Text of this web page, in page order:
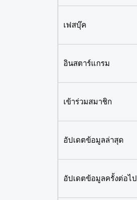
เฟสบุ๊ค
อินสตาร์แกรม
เข้าร่วมสมาชิก
อัปเดตข้อมูลล่าสุด
อัปเดตข้อมูลครั้งต่อไป